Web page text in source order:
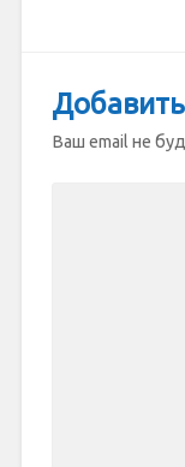
Ваш email не